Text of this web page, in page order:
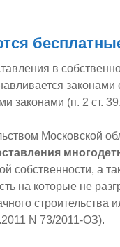
в
законами (п. 2 ст.
Московской
собственности, а
на которые не
строительства
N 73/2011-ОЗ).